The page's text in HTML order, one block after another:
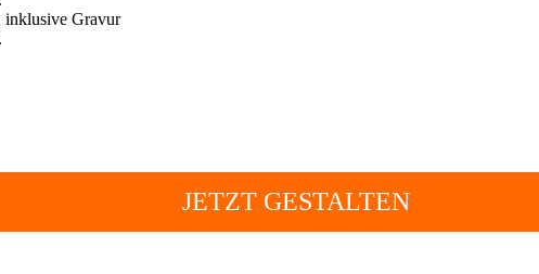
JETZT GESTALTEN